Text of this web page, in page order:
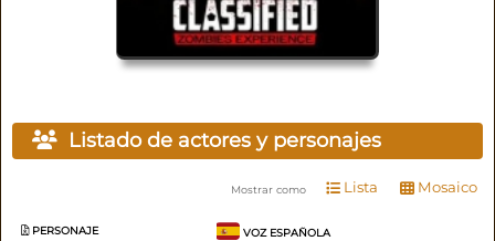
Listado de actores y personajes
Mostrar como Lista Mosaico
PERSONAJE VOZ ESPAÑOLA